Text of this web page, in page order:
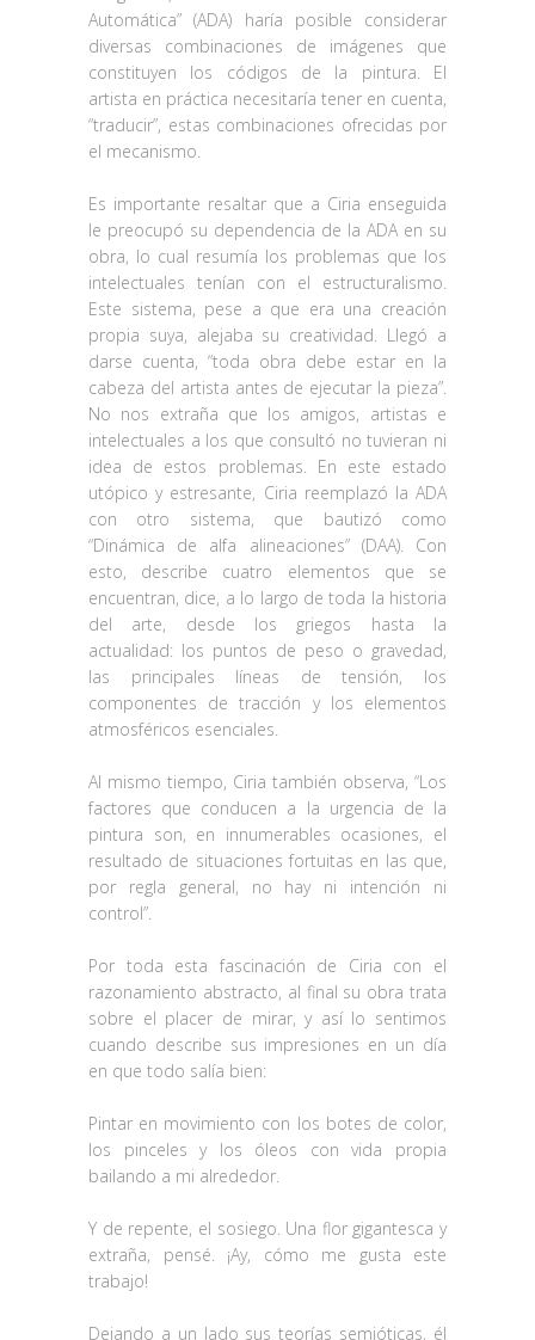
Automática” (ADA) haría posible considerar
diversas combinaciones de imágenes que
constituyen los códigos de la pintura. El
artista en práctica necesitaría tener en cuenta,
“traducir”, estas combinaciones ofrecidas por
el mecanismo.
Es importante resaltar que a Ciria enseguida
le preocupó su dependencia de la ADA en su
obra, lo cual resumía los problemas que los
intelectuales tenían con el estructuralismo.
Este sistema, pese a que era una creación
propia suya, alejaba su creatividad. Llegó a
darse cuenta, “toda obra debe estar en la
cabeza del artista antes de ejecutar la pieza”.
No nos extraña que los amigos, artistas e
intelectuales a los que consultó no tuvieran ni
idea de estos problemas. En este estado
utópico y estresante, Ciria reemplazó la ADA
con otro sistema, que bautizó como
“Dinámica de alfa alineaciones” (DAA). Con
esto, describe cuatro elementos que se
encuentran, dice, a lo largo de toda la historia
del arte, desde los griegos hasta la
actualidad: los puntos de peso o gravedad,
las principales líneas de tensión, los
componentes de tracción y los elementos
atmosféricos esenciales.
Al mismo tiempo, Ciria también observa, “Los
factores que conducen a la urgencia de la
pintura son, en innumerables ocasiones, el
resultado de situaciones fortuitas en las que,
por regla general, no hay ni intención ni
control”.
Por toda esta fascinación de Ciria con el
razonamiento abstracto, al final su obra trata
sobre el placer de mirar, y así lo sentimos
cuando describe sus impresiones en un día
en que todo salía bien:
Pintar en movimiento con los botes de color,
los pinceles y los óleos con vida propia
bailando a mi alrededor.
Y de repente, el sosiego. Una flor gigantesca y
extraña, pensé. ¡Ay, cómo me gusta este
trabajo!
Dejando a un lado sus teorías semióticas, él